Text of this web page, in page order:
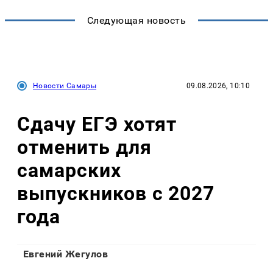
Следующая новость
Новости Самары 09.08.2026, 10:10
Сдачу ЕГЭ хотят
отменить для
самарских
выпускников с 2027
года
Евгений Жегулов